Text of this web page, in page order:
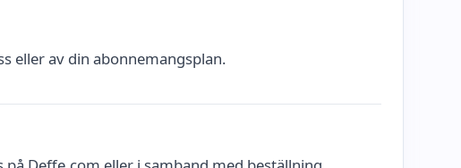
eller av din abonnemangsplan.